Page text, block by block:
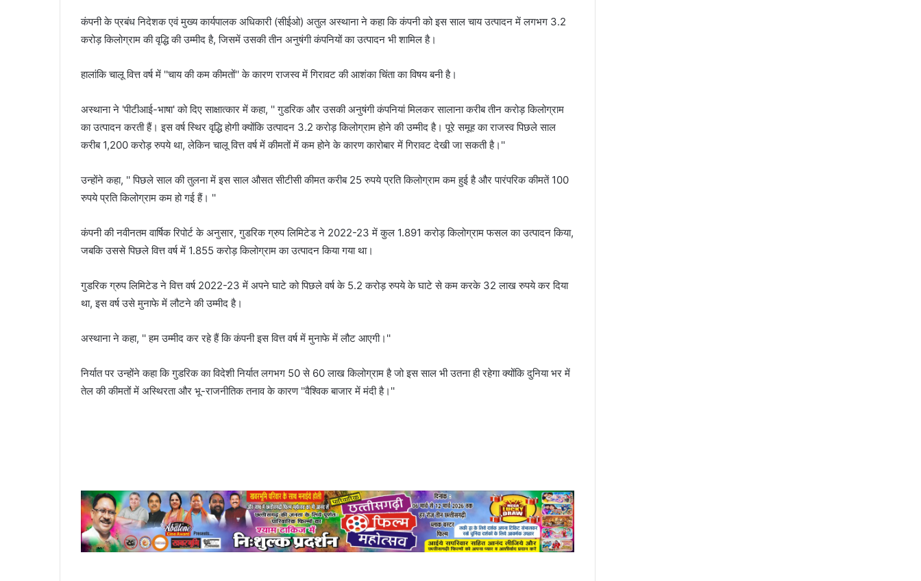
कंपनी के प्रबंध निदेशक एवं मुख्य कार्यपालक अधिकारी (सीईओ) अतुल अस्थाना ने कहा कि कंपनी को इस साल चाय उत्पादन में लगभग 3.2
करोड़ किलोग्राम की वृद्धि की उम्मीद है, जिसमें उसकी तीन अनुषंगी कंपनियों का उत्पादन भी शामिल है।
हालांकि चालू वित्त वर्ष में ''चाय की कम कीमतों'' के कारण राजस्व में गिरावट की आशंका चिंता का विषय बनी है।
अस्थाना ने 'पीटीआई-भाषा' को दिए साक्षात्कार में कहा, '' गुडरिक और उसकी अनुषंगी कंपनियां मिलकर सालाना करीब तीन करोड़ किलोग्राम
का उत्पादन करती हैं। इस वर्ष स्थिर वृद्धि होगी क्योंकि उत्पादन 3.2 करोड़ किलोग्राम होने की उम्मीद है। पूरे समूह का राजस्व पिछले साल
करीब 1,200 करोड़ रुपये था, लेकिन चालू वित्त वर्ष में कीमतों में कम होने के कारण कारोबार में गिरावट देखी जा सकती है।''
उन्होंने कहा, '' पिछले साल की तुलना में इस साल औसत सीटीसी कीमत करीब 25 रुपये प्रति किलोग्राम कम हुई है और पारंपरिक कीमतें 100
रुपये प्रति किलोग्राम कम हो गई हैं। ''
कंपनी की नवीनतम वार्षिक रिपोर्ट के अनुसार, गुडरिक ग्रुप लिमिटेड ने 2022-23 में कुल 1.891 करोड़ किलोग्राम फसल का उत्पादन किया,
जबकि उससे पिछले वित्त वर्ष में 1.855 करोड़ किलोग्राम का उत्पादन किया गया था।
गुडरिक ग्रुप लिमिटेड ने वित्त वर्ष 2022-23 में अपने घाटे को पिछले वर्ष के 5.2 करोड़ रुपये के घाटे से कम करके 32 लाख रुपये कर दिया
था, इस वर्ष उसे मुनाफे में लौटने की उम्मीद है।
अस्थाना ने कहा, '' हम उम्मीद कर रहे हैं कि कंपनी इस वित्त वर्ष में मुनाफे में लौट आएगी।''
निर्यात पर उन्होंने कहा कि गुडरिक का विदेशी निर्यात लगभग 50 से 60 लाख किलोग्राम है जो इस साल भी उतना ही रहेगा क्योंकि दुनिया भर में
तेल की कीमतों में अस्थिरता और भू-राजनीतिक तनाव के कारण ''वैश्विक बाजार में मंदी है।''